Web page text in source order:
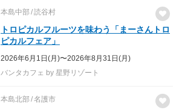
本島中部 読谷村
トロピカルフルーツを味わう「まーさんトロ
ピカルフェア」
2026年6月1日(月)〜2026年8月31日(月)
バンタカフェ by 星野リゾート
本島北部 名護市